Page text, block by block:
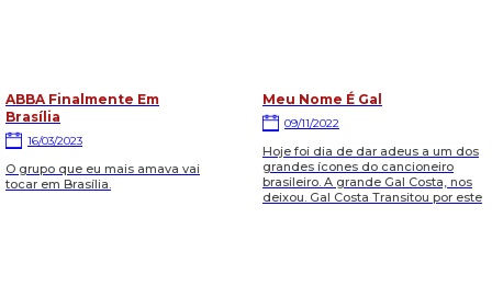
ABBA Finalmente Em
Brasília
16/03/2023
O grupo que eu mais amava vai
tocar em Brasília.
Meu Nome É Gal
09/11/2022
Hoje foi dia de dar adeus a um dos
grandes ícones do cancioneiro
brasileiro. A grande Gal Costa, nos
deixou. Gal Costa Transitou por este